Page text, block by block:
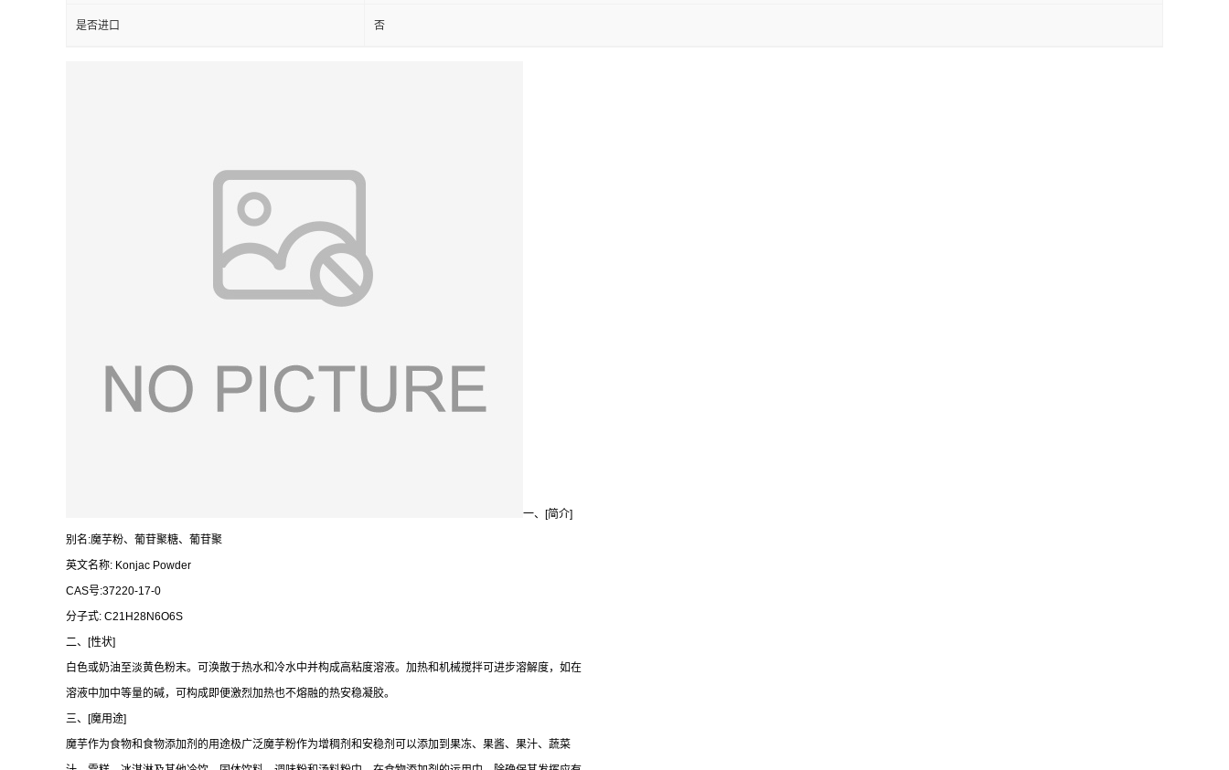
是否进口 否
一、[简介]
别名:魔芋粉、葡苷聚糖、葡苷聚
英文名称: Konjac Powder
CAS号:37220-17-0
分子式: C21H28N6O6S
二、[性状]
白色或奶油至淡黄色粉末。可涣散于热水和冷水中并构成高粘度溶液。加热和机械搅拌可进步溶解度，如在
溶液中加中等量的碱，可构成即便激烈加热也不熔融的热安稳凝胶。
三、[魔用途]
魔芋作为食物和食物添加剂的用途极广泛魔芋粉作为增稠剂和安稳剂可以添加到果冻、果酱、果汁、蔬菜